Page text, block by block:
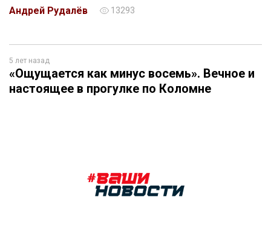
Андрей Рудалёв
13293
5 лет назад
«Ощущается как минус восемь». Вечное и
настоящее в прогулке по Коломне